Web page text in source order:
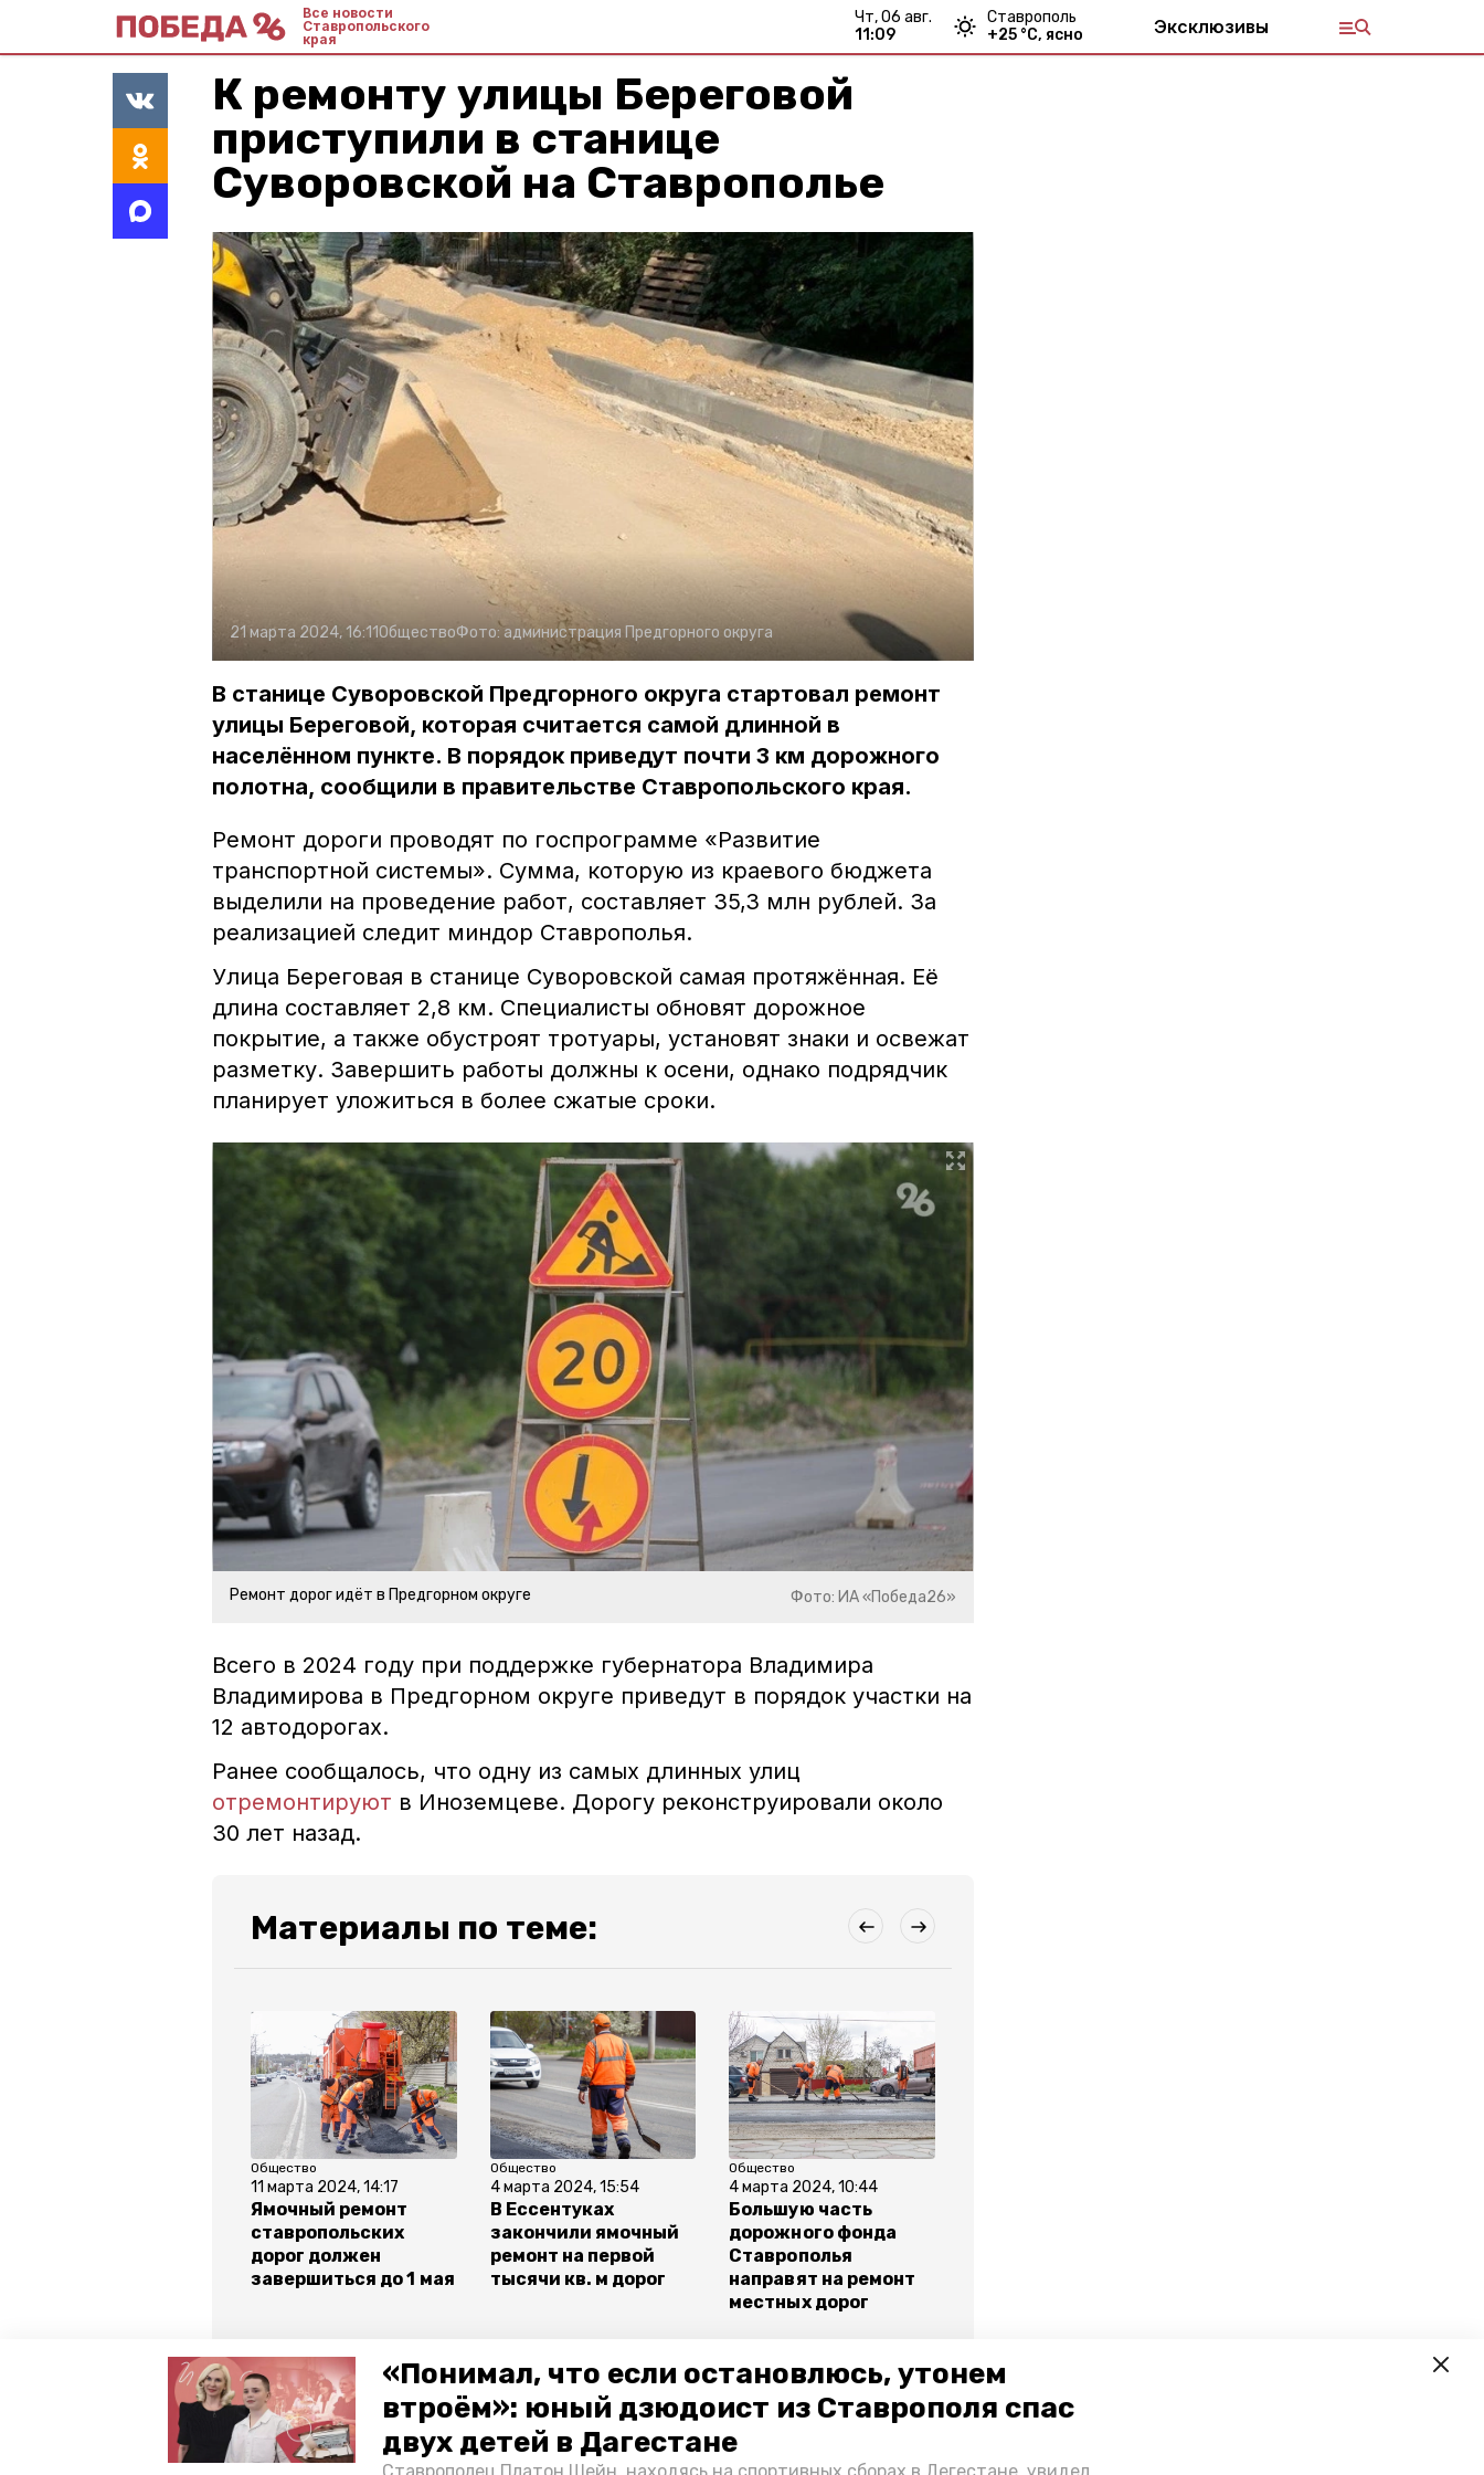
«Понимал, что если остановлюсь, утонем
втроём»: юный дзюдоист из Ставрополя спас
двух детей в Дагестане
Все новости
Ставропольского
края
чт, 06 авг.
11:09
Ставрополь
+25 °С, ясно Эксклюзивы
К ремонту улицы Береговой
приступили в станице
Суворовской на Ставрополье
21 марта 2024, 16:11ОбществоФото: администрация Предгорного округа
В станице Суворовской Предгорного округа стартовал ремонт
улицы Береговой, которая считается самой длинной в
населённом пункте. В порядок приведут почти 3 км дорожного
полотна, сообщили в правительстве Ставропольского края.
Ремонт дороги проводят по госпрограмме «Развитие
транспортной системы». Сумма, которую из краевого бюджета
выделили на проведение работ, составляет 35,3 млн рублей. За
реализацией следит миндор Ставрополья.
Улица Береговая в станице Суворовской самая протяжённая. Её
длина составляет 2,8 км. Специалисты обновят дорожное
покрытие, а также обустроят тротуары, установят знаки и освежат
разметку. Завершить работы должны к осени, однако подрядчик
планирует уложиться в более сжатые сроки.
Ремонт дорог идёт в Предгорном округе Фото: ИА «Победа26»
Всего в 2024 году при поддержке губернатора Владимира
Владимирова в Предгорном округе приведут в порядок участки на
12 автодорогах.
Ранее сообщалось, что одну из самых длинных улиц
отремонтируют в Иноземцеве. Дорогу реконструировали около
30 лет назад.
Материалы по теме:
Общество
11 марта 2024, 14:17
Ямочный ремонт
ставропольских
дорог должен
завершиться до 1 мая
Общество
4 марта 2024, 15:54
В Ессентуках
закончили ямочный
ремонт на первой
тысячи кв. м дорог
Общество
4 марта 2024, 10:44
Большую часть
дорожного фонда
Ставрополья
направят на ремонт
местных дорог
Все новости
ставропольский край ремонт дорог